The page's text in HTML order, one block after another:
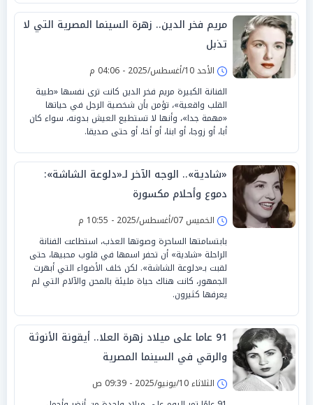
مريم فخر الدين.. زهرة السينما المصرية التي لا
تذبل
الأحد 10/أغسطس/2025 - 04:06 م
الفنانة الكبيرة مريم فخر الدين كانت ترى نفسها «طيبة
القلب واقعية»، تؤمن بأن شخصية الرجل في حياتها
«مهمة جدا»، وأنها لا تستطيع العيش بدونه، سواء كان
أبا، أو زوجا، أو ابنا، أو أخا، أو حتى صديقا.
«شادية».. الوجه الآخر لـ«دلوعة الشاشة»:
دموع وأحلام مكسورة
الخميس 07/أغسطس/2025 - 10:55 م
بابتسامتها الساحرة وصوتها العذب، استطاعت الفنانة
الراحلة «شادية» أن تحفر اسمها في قلوب محبيها، حتى
لقبت بـ«دلوعة الشاشة». لكن خلف الأضواء التي أبهرت
الجمهور، كانت هناك حياة مليئة بالمحن والآلام التي لم
يعرفها كثيرون.
91 عاما على ميلاد زهرة العلا.. أيقونة الأنوثة
والرقي في السينما المصرية
الثلاثاء 10/يونيو/2025 - 09:39 ص